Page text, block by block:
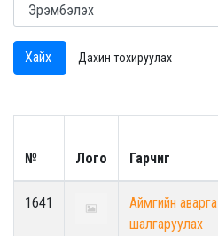
Хайх Дахин тохируулах
№ Лого Гарчиг
1641
Аймгийн аварга
шалгаруулах